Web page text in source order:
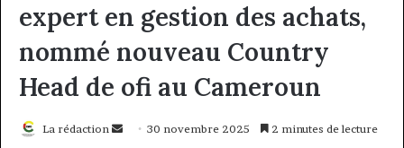
expert en gestion des achats,
nommé nouveau Country
Head de ofi au Cameroun
La rédaction
Envoyer30 novembre 2025 2 minutes de lecture